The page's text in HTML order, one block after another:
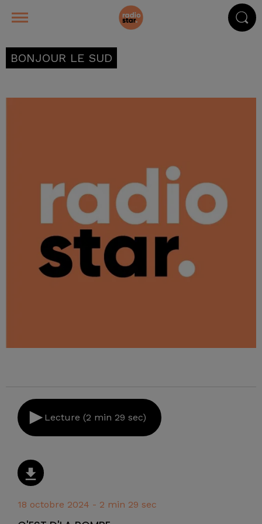
BONJOUR LE SUD
Lecture (2 min 29 sec)
18 octobre 2024 - 2 min 29 sec